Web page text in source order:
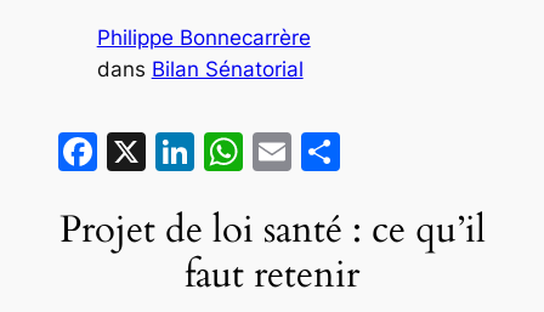
Philippe Bonnecarrère
dans Bilan Sénatorial
Facebook
X LinkedIn
WhatsApp
EmailPartager
Projet de loi santé : ce qu’il
faut retenir